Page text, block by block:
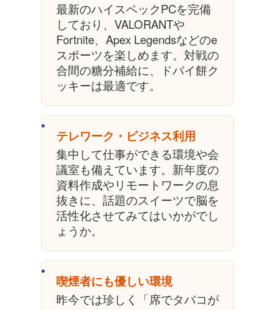
最新のハイスペックPCを完備
しており、VALORANTや
Fortnite、Apex Legendsなどのe
スポーツを楽しめます。対戦の
合間の糖分補給に、ドバイ餅ク
ッキーは最適です。
テレワーク・ビジネス利用
集中して仕事ができる環境や会
議室も備えています。新年度の
資料作成やリモートワークの息
抜きに、話題のスイーツで脳を
活性化させてみてはいかがでし
ょうか。
喫煙者にも優しい環境
昨今では珍しく「席でタバコが